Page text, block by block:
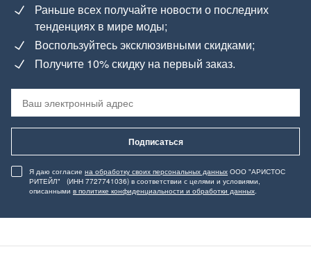
Раньше всех получайте новости о последних
тенденциях в мире моды;
Воспользуйтесь эксклюзивными скидками;
Получите 10% скидку на первый заказ.
Подписаться
Я даю согласие на обработку своих персональных данных ООО "АРИСТОС
РИТЕЙЛ" (ИНН 7727741036) в соответствии с целями и условиями,
описанными в политике конфиденциальности и обработки данных